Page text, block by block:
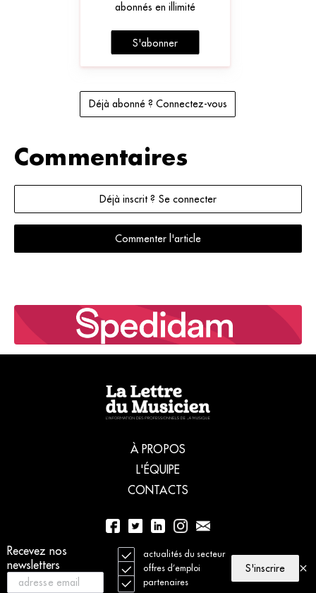
Recevez nos
newsletters
actualités du secteur
offres d’emploi
partenaires
S'inscrire
abonnés en illimité
S'abonner
Déjà abonné ? Connectez-vous
Commentaires
Déjà inscrit ? Se connecter
Commenter l'article
À PROPOS
L'ÉQUIPE
CONTACTS
01 56 77 04 00
© 2021 La Lettre du Musicien. Tous droits réservés